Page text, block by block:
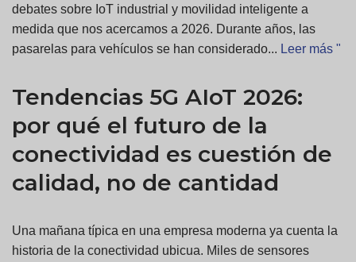
debates sobre IoT industrial y movilidad inteligente a
medida que nos acercamos a 2026. Durante años, las
pasarelas para vehículos se han considerado... Leer más "
Tendencias 5G AIoT 2026:
por qué el futuro de la
conectividad es cuestión de
calidad, no de cantidad
Una mañana típica en una empresa moderna ya cuenta la
historia de la conectividad ubicua. Miles de sensores